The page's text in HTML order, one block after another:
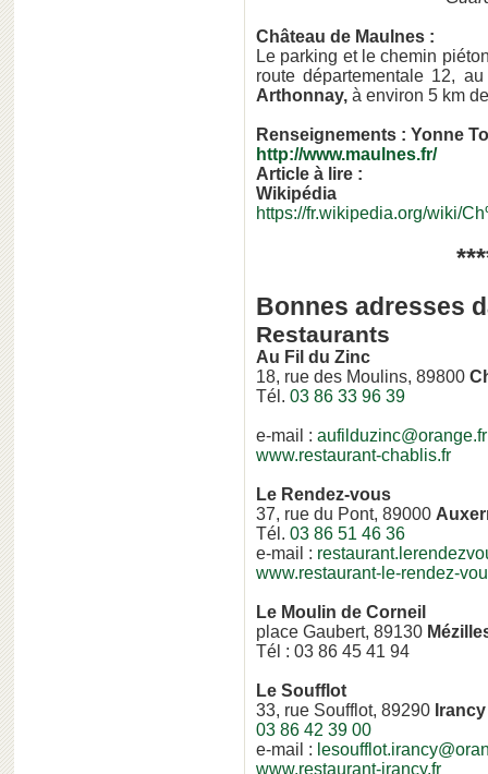
Château de Maulnes :
Le parking et le chemin
route départementale 12,
Arthonnay, à environ 5 km
Renseignements : Yonne
http://www.maulnes.fr/
Article à lire :
Wikipédia
https://fr.wikipedia.org/wiki/
Bonnes adresses
Restaurants
Au Fil du Zinc
18, rue des Moulins, 89800
Tél. 03 86 33 96 39
e-mail : aufilduzinc@orange.fr
www.restaurant-chablis.fr
Le Rendez-vous
37, rue du Pont, 89000
Tél. 03 86 51 46 36
e-mail :
www.restaurant-le-rendez-
Le Moulin de Corneil
place Gaubert, 89130
Tél : 03 86 45 41 94
Le Soufflot
33, rue Soufflot, 89290 Irancy
03 86 42 39 00
e-mail :
www.restaurant-irancy.fr